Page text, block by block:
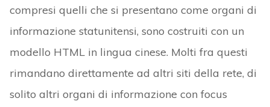
compresi quelli che si presentano come organi di
informazione statunitensi, sono costruiti con un
modello HTML in lingua cinese. Molti fra questi
rimandano direttamente ad altri siti della rete, di
solito altri organi di informazione con focus